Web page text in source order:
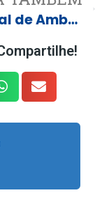
A Central de Ambulâncias de Castilho segue trabalhando